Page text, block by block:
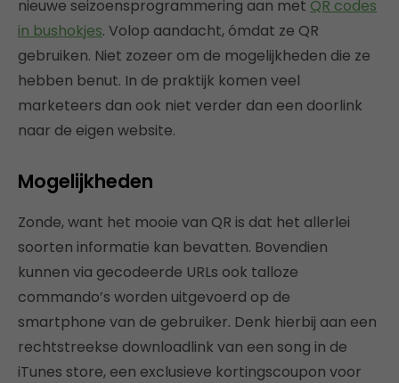
nieuwe seizoensprogrammering aan met QR codes
in bushokjes. Volop aandacht, ómdat ze QR
gebruiken. Niet zozeer om de mogelijkheden die ze
hebben benut. In de praktijk komen veel
marketeers dan ook niet verder dan een doorlink
naar de eigen website.
Mogelijkheden
Zonde, want het mooie van QR is dat het allerlei
soorten informatie kan bevatten. Bovendien
kunnen via gecodeerde URLs ook talloze
commando’s worden uitgevoerd op de
smartphone van de gebruiker. Denk hierbij aan een
rechtstreekse downloadlink van een song in de
iTunes store, een exclusieve kortingscoupon voor